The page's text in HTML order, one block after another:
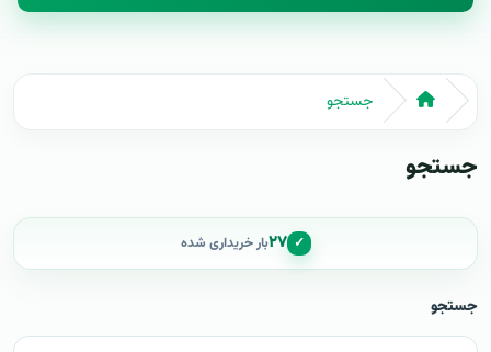
جستجو
جستجو
✓ ۲۷بار خریداری شده
جستجو